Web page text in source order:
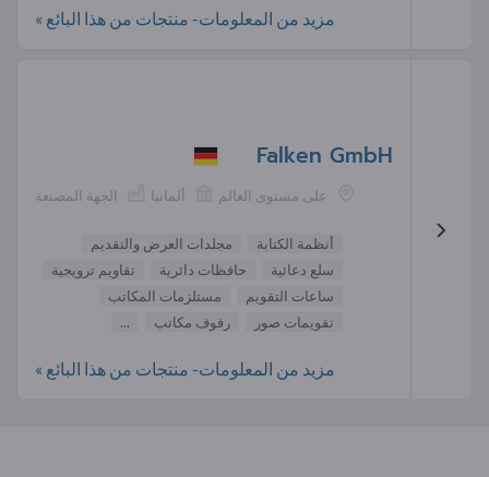
مزيد من المعلومات- منتجات من هذا البائع »
Falken GmbH
الجهة المصنعة ألمانيا على مستوى العالم
أنظمة الكتابة
مجلدات العرض والتقديم
سلع دعائية
حافظات دائرية
تقاويم ترويجية
ساعات التقويم
مستلزمات المكاتب
تقويمات صور
رفوف مكاتب ...
مزيد من المعلومات- منتجات من هذا البائع »